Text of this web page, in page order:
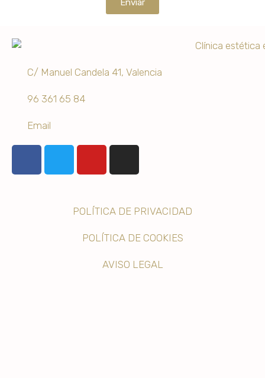
C/ Manuel Candela 41, Valencia
96 361 65 84
Email
POLÍTICA DE PRIVACIDAD
POLÍTICA DE COOKIES
AVISO LEGAL